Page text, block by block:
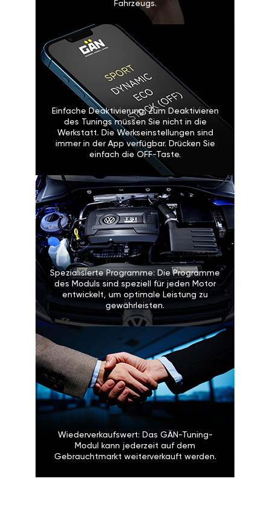
Fahrzeugs.
Einfache Deaktivierung: Zum Deaktivieren
des Tunings müssen Sie nicht in die
Werkstatt. Die Werkseinstellungen sind
immer in der App verfügbar. Drücken Sie
einfach die OFF-Taste.
Spezialisierte Programme: Die Programme
des Moduls sind speziell für jeden Motor
entwickelt, um optimale Leistung zu
gewährleisten.
Wiederverkaufswert: Das GÄN-Tuning-
Modul kann jederzeit auf dem
Gebrauchtmarkt weiterverkauft werden.